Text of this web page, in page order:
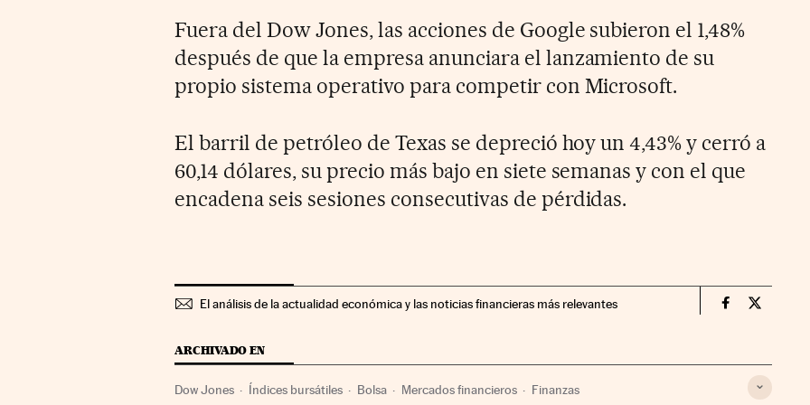
Fuera del Dow Jones, las acciones de Google subieron el 1,48%
después de que la empresa anunciara el lanzamiento de su
propio sistema operativo para competir con Microsoft.
El barril de petróleo de Texas se depreció hoy un 4,43% y cerró a
60,14 dólares, su precio más bajo en siete semanas y con el que
encadena seis sesiones consecutivas de pérdidas.
El análisis de la actualidad económica y las noticias financieras más relevantes Mercados
ARCHIVADO EN
Dow Jones Índices bursátiles Bolsa Mercados financieros Finanzas